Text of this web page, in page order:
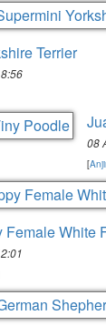
Terrier
08
[
Female White